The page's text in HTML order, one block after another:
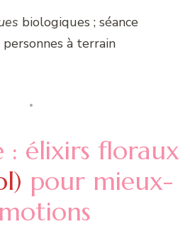
biologiques ; séance
à terrain
: élixirs floraux
pour mieux-